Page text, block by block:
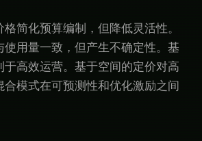
格简化预算编制，但降低灵活性。
使用量一致，但产生不确定性。基
于高效运营。基于空间的定价对高
合模式在可预测性和优化激励之间